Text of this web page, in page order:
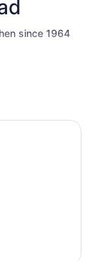
pestaña
since 1964